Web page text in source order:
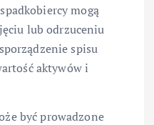
mogą
lub odrzuceniu
spisu
aktywów i
być prowadzone